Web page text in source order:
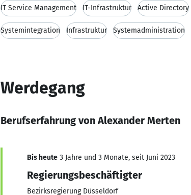
IT Service Management IT-Infrastruktur Active Directory
Systemintegration Infrastruktur Systemadministration
Werdegang
Berufserfahrung von Alexander Merten
Bis heute 3 Jahre und 3 Monate, seit Juni 2023
Regierungsbeschäftigter
Bezirksregierung Düsseldorf